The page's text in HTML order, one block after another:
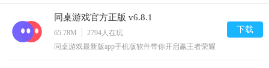
同桌游戏官方正版 v6.8.1
65.78M 2794 人在玩
同桌游戏最新版app手机版软件带你开启赢王者荣耀
下载